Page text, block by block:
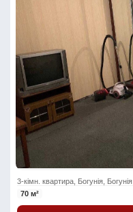
3-кімн. квартира, Богунія, Богунія
70 м²